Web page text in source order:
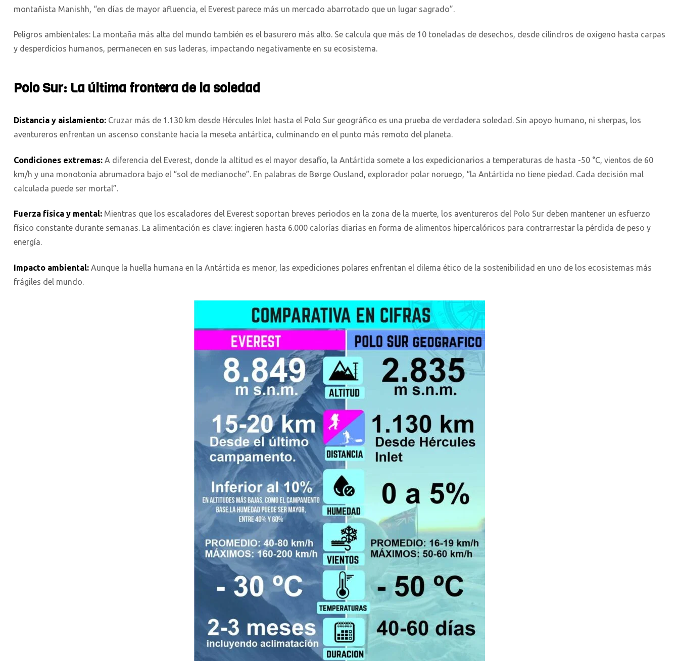
montañista Manishh, “en días de mayor afluencia, el Everest parece más un mercado abarrotado que un lugar sagrado”.
Peligros ambientales: La montaña más alta del mundo también es el basurero más alto. Se calcula que más de 10 toneladas de desechos, desde cilindros de oxígeno hasta carpas
y desperdicios humanos, permanecen en sus laderas, impactando negativamente en su ecosistema.
Polo Sur: La última frontera de la soledad
Distancia y aislamiento: Cruzar más de 1.130 km desde Hércules Inlet hasta el Polo Sur geográfico es una prueba de verdadera soledad. Sin apoyo humano, ni sherpas, los
aventureros enfrentan un ascenso constante hacia la meseta antártica, culminando en el punto más remoto del planeta.
Condiciones extremas: A diferencia del Everest, donde la altitud es el mayor desafío, la Antártida somete a los expedicionarios a temperaturas de hasta -50 °C, vientos de 60
km/h y una monotonía abrumadora bajo el “sol de medianoche”. En palabras de Børge Ousland, explorador polar noruego, “la Antártida no tiene piedad. Cada decisión mal
calculada puede ser mortal”.
Fuerza física y mental: Mientras que los escaladores del Everest soportan breves periodos en la zona de la muerte, los aventureros del Polo Sur deben mantener un esfuerzo
físico constante durante semanas. La alimentación es clave: ingieren hasta 6.000 calorías diarias en forma de alimentos hipercalóricos para contrarrestar la pérdida de peso y
energía.
Impacto ambiental: Aunque la huella humana en la Antártida es menor, las expediciones polares enfrentan el dilema ético de la sostenibilidad en uno de los ecosistemas más
frágiles del mundo.